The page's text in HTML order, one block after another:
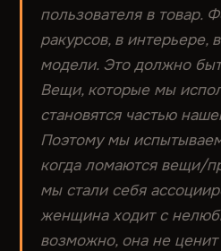
пользователя в товар.
ракурсов, в интерьере,
модели. Это должно
Вещи, которые мы
становятся частью
Поэтому мы
когда ломаются вещи/
мы стали себя
женщина ходит с
возможно, она не ценит